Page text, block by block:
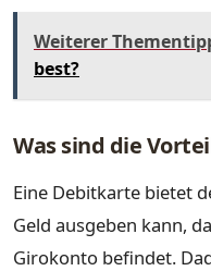
Weiterer
best?
Was sind die
Eine Debitkarte bietet
Geld ausgeben kann,
Girokonto befindet.